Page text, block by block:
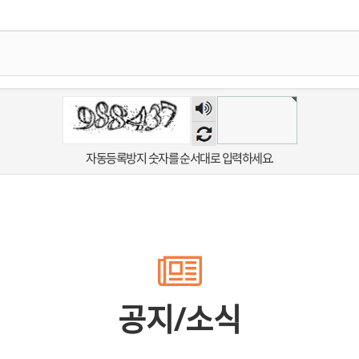
숫자
음성
듣기
자동등록방지 숫자를 순서대로 입력하세요.
공지/소식